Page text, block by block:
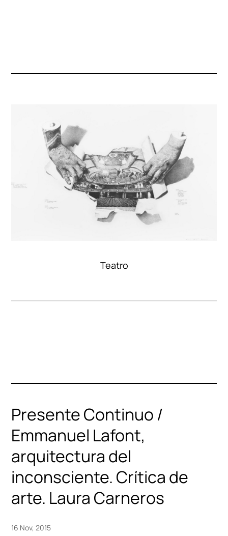
Teatro
Presente Continuo /
Emmanuel Lafont,
arquitectura del
inconsciente. Crítica de
arte. Laura Carneros
16 Nov, 2015